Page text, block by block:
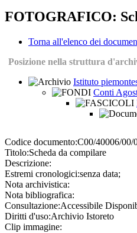
FOTOGRAFICO:
Torna all'elenco dei
Posizione nella struttura
Istituto
Conti
Codice documento:C00/40006/00/
Titolo:Scheda da compilare
Descrizione:
Estremi cronologici:senza data;
Nota archivistica:
Nota bibliografica:
Consultazione:Accessibile
Diritti d'uso:Archivio Istoreto
Clip immagine: